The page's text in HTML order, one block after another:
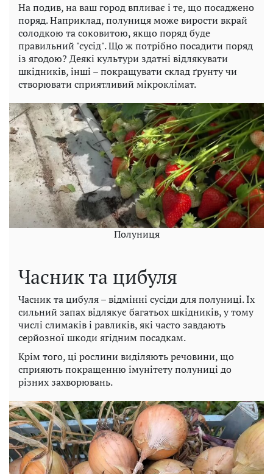
На подив, на ваш город впливає і те, що посаджено
поряд. Наприклад, полуниця може вирости вкрай
солодкою та соковитою, якщо поряд буде
правильний "сусід". Що ж потрібно посадити поряд
із ягодою? Деякі культури здатні відлякувати
шкідників, інші – покращувати склад ґрунту чи
створювати сприятливий мікроклімат.
Полуниця
Часник та цибуля
Часник та цибуля – відмінні сусіди для полуниці. Їх
сильний запах відлякує багатьох шкідників, у тому
числі слимаків і равликів, які часто завдають
серйозної шкоди ягідним посадкам.
Крім того, ці рослини виділяють речовини, що
сприяють покращенню імунітету полуниці до
різних захворювань.